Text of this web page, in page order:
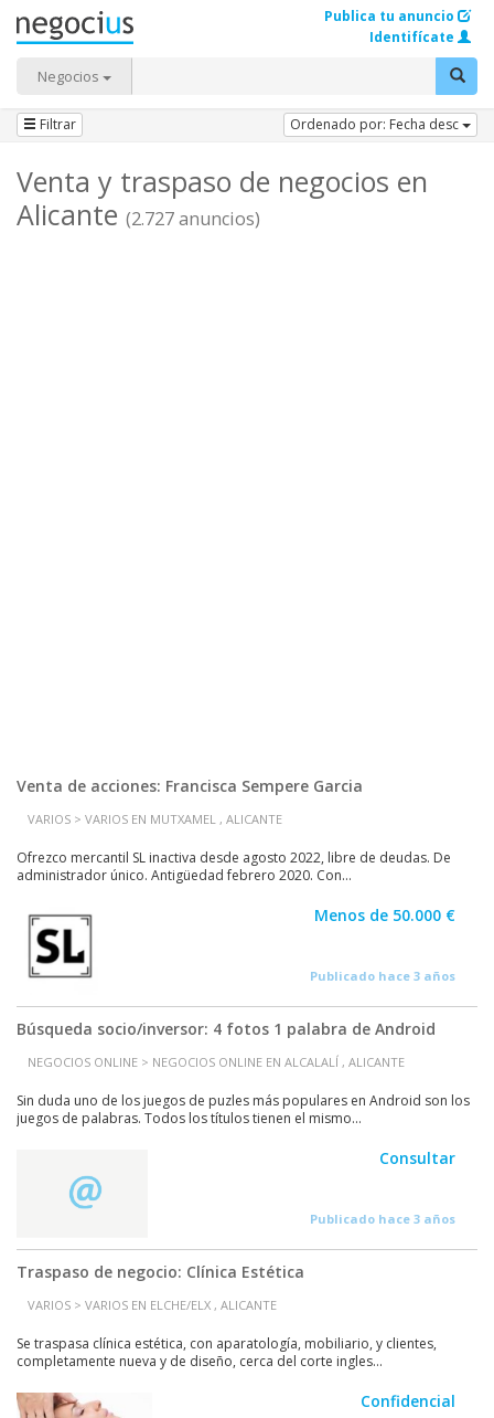
Negocios
Publica tu anuncio
Identifícate
Filtrar Ordenado por: Fecha desc
Venta y traspaso de negocios en
Alicante (2.727 anuncios)
Venta de acciones: Francisca Sempere Garcia
VARIOS > VARIOS EN MUTXAMEL , ALICANTE
Ofrezco mercantil SL inactiva desde agosto 2022, libre de deudas. De
administrador único. Antigüedad febrero 2020. Con...
Menos de 50.000 €
Publicado hace 3 años
Búsqueda socio/inversor: 4 fotos 1 palabra de Android
NEGOCIOS ONLINE > NEGOCIOS ONLINE EN ALCALALÍ , ALICANTE
Sin duda uno de los juegos de puzles más populares en Android son los
juegos de palabras. Todos los títulos tienen el mismo...
Consultar
Publicado hace 3 años
Traspaso de negocio: Clínica Estética
VARIOS > VARIOS EN ELCHE/ELX , ALICANTE
Se traspasa clínica estética, con aparatología, mobiliario, y clientes,
completamente nueva y de diseño, cerca del corte ingles...
Confidencial